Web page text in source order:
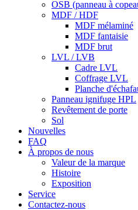
OSB (panneau à
MDF / HDF
MDF mélaminé
MDF fantaisie
MDF brut
LVL / LVB
Cadre LVL
Coffrage LVL
Planche
Panneau ignifuge HPL
Revêtement de porte
Sol
Nouvelles
FAQ
À propos de nous
Valeur de la marque
Histoire
Exposition
Service
Contactez-nous